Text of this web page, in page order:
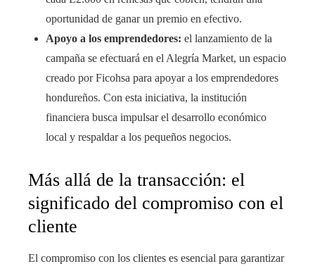
oportunidad de ganar un premio en efectivo.
Apoyo a los emprendedores: el lanzamiento de la
campaña se efectuará en el Alegría Market, un espacio
creado por Ficohsa para apoyar a los emprendedores
hondureños. Con esta iniciativa, la institución
financiera busca impulsar el desarrollo económico
local y respaldar a los pequeños negocios.
Más allá de la transacción: el
significado del compromiso con el
cliente
El compromiso con los clientes es esencial para garantizar